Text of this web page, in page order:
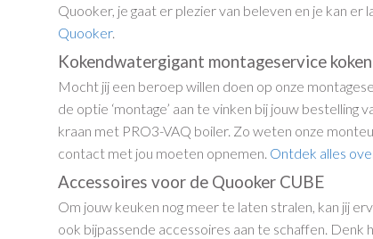
Quooker, je gaat er plezier van beleven en je kan er
Quooker.
Kokendwatergigant montageservice
Mocht jij een beroep willen doen op onze
de optie ‘montage’ aan te vinken bij jouw bestelling
kraan met PRO3-VAQ boiler. Zo weten onze
contact met jou moeten opnemen. Ontdek alles
Accessoires voor de Quooker CUBE
Om jouw keuken nog meer te laten stralen, kan jij
ook bijpassende accessoires aan te schaffen. Denk